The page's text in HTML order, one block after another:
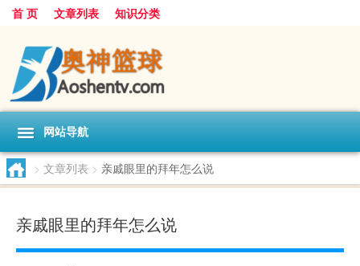
首 页 文章列表 知识分类
网站导航
> 文章列表 > 亲戚眼里的拜年怎么说
亲戚眼里的拜年怎么说